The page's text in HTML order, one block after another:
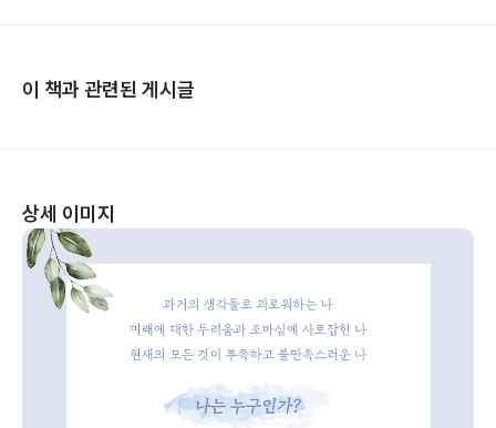
이 책과 관련된 게시글
상세 이미지